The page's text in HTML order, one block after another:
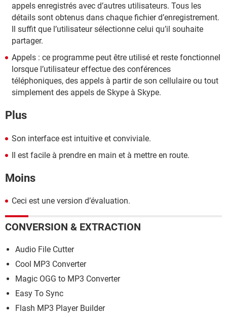
appels enregistrés avec d’autres utilisateurs. Tous les
détails sont obtenus dans chaque fichier d’enregistrement.
Il suffit que l’utilisateur sélectionne celui qu’il souhaite
partager.
Appels : ce programme peut être utilisé et reste fonctionnel
lorsque l’utilisateur effectue des conférences
téléphoniques, des appels à partir de son cellulaire ou tout
simplement des appels de Skype à Skype.
Plus
Son interface est intuitive et conviviale.
Il est facile à prendre en main et à mettre en route.
Moins
Ceci est une version d’évaluation.
CONVERSION & EXTRACTION
Audio File Cutter
Cool MP3 Converter
Magic OGG to MP3 Converter
Easy To Sync
Flash MP3 Player Builder